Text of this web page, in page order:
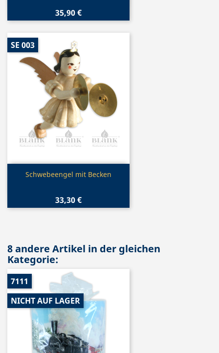
35,90 €
Vorschau
Schwebeengel mit Becken
33,30 €
SE 003
8 andere Artikel in der gleichen
Kategorie:
7111
NICHT AUF LAGER